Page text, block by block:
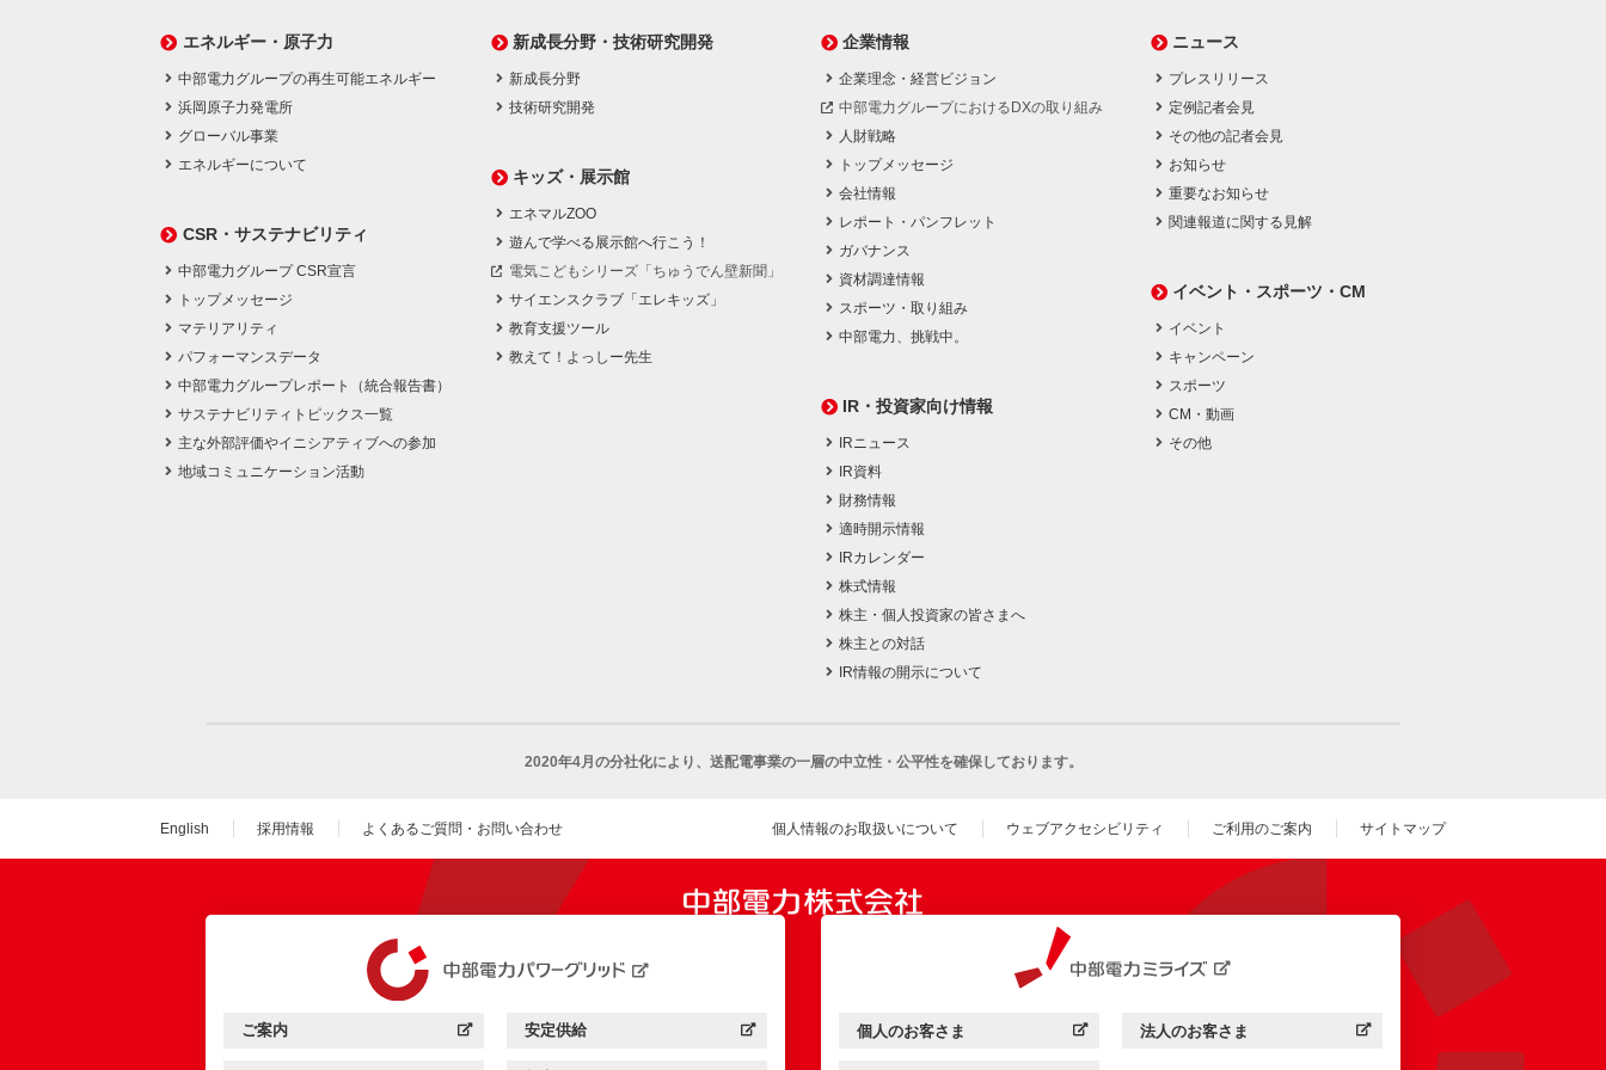
エネルギー・原子力
中部電力グループの再生可能エネルギー
浜岡原子力発電所
グローバル事業
エネルギーについて
CSR・サステナビリティ
中部電力グループ CSR宣言
トップメッセージ
マテリアリティ
パフォーマンスデータ
中部電力グループレポート（統合報告書）
サステナビリティトピックス一覧
主な外部評価やイニシアティブへの参加
地域コミュニケーション活動
新成長分野・技術研究開発
新成長分野
技術研究開発
キッズ・展示館
エネマルZOO
遊んで学べる展示館へ行こう！
電気こどもシリーズ「ちゅうでん壁新聞」
サイエンスクラブ「エレキッズ」
教育支援ツール
教えて！よっしー先生
企業情報
企業理念・経営ビジョン
中部電力グループにおけるDXの取り組み
人財戦略
トップメッセージ
会社情報
レポート・パンフレット
ガバナンス
資材調達情報
スポーツ・取り組み
中部電力、挑戦中。
IR・投資家向け情報
IRニュース
IR資料
財務情報
適時開示情報
IRカレンダー
株式情報
株主・個人投資家の皆さまへ
株主との対話
IR情報の開示について
ニュース
プレスリリース
定例記者会見
その他の記者会見
お知らせ
重要なお知らせ
関連報道に関する見解
イベント・スポーツ・CM
イベント
キャンペーン
スポーツ
CM・動画
その他
2020年4月の分社化により、 送配電事業の一層の中立性・公平性を確保しております。
English 採用情報 よくあるご質問・お問い合わせ 個人情報のお取扱いについて ウェブアクセシビリティ ご利用のご案内 サイトマップ
中部電力パワーグリッド：
ご案内
（新しいウィンドウを開きます） 中部電力パワーグリッド：
安定供給
（新しいウィンドウを開きます） 中部電力ミライズ：
個人のお客さま
（新しいウィンドウを開きます） 中部電力ミライズ：
法人のお客さま
（新しいウィンドウを開きます）